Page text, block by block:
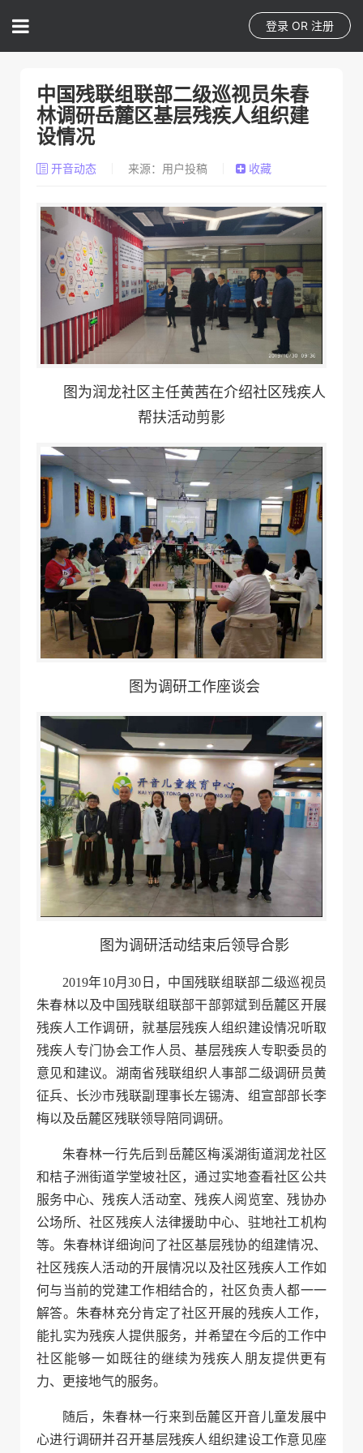
登录 OR 注册
中国残联组联部二级巡视员朱春
林调研岳麓区基层残疾人组织建
设情况
开音动态 来源：用户投稿 收藏
图为润龙社区主任黄茜在介绍社区残疾人
帮扶活动剪影
图为调研工作座谈会
图为调研活动结束后领导合影
2019年10月30日，中国残联组联部二级巡视员
朱春林以及中国残联组联部干部郭斌到岳麓区开展
残疾人工作调研，就基层残疾人组织建设情况听取
残疾人专门协会工作人员、基层残疾人专职委员的
意见和建议。湖南省残联组织人事部二级调研员黄
征兵、长沙市残联副理事长左锡涛、组宣部部长李
梅以及岳麓区残联领导陪同调研。
朱春林一行先后到岳麓区梅溪湖街道润龙社区
和桔子洲街道学堂坡社区，通过实地查看社区公共
服务中心、残疾人活动室、残疾人阅览室、残协办
公场所、社区残疾人法律援助中心、驻地社工机构
等。朱春林详细询问了社区基层残协的组建情况、
社区残疾人活动的开展情况以及社区残疾人工作如
何与当前的党建工作相结合的，社区负责人都一一
解答。朱春林充分肯定了社区开展的残疾人工作，
能扎实为残疾人提供服务，并希望在今后的工作中
社区能够一如既往的继续为残疾人朋友提供更有
力、更接地气的服务。
随后，朱春林一行来到岳麓区开音儿童发展中
心进行调研并召开基层残疾人组织建设工作意见座